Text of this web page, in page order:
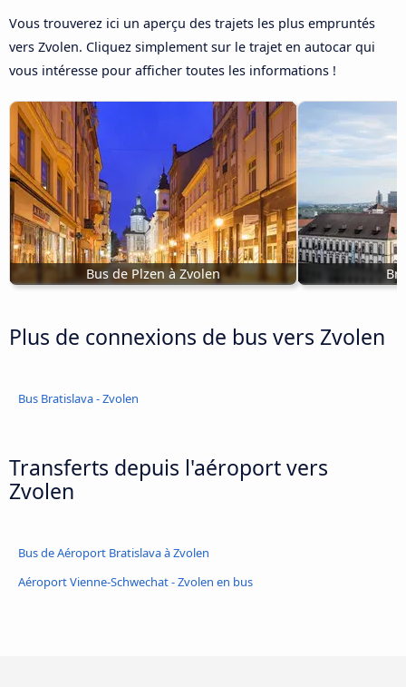
Vous trouverez ici un aperçu des trajets les plus empruntés
vers Zvolen. Cliquez simplement sur le trajet en autocar qui
vous intéresse pour afficher toutes les informations !
Bus de Plzen à Zvolen
Plus de connexions de bus vers Zvolen
Bus Bratislava - Zvolen
Transferts depuis l'aéroport vers
Zvolen
Bus de Aéroport Bratislava à Zvolen
Aéroport Vienne-Schwechat - Zvolen en bus